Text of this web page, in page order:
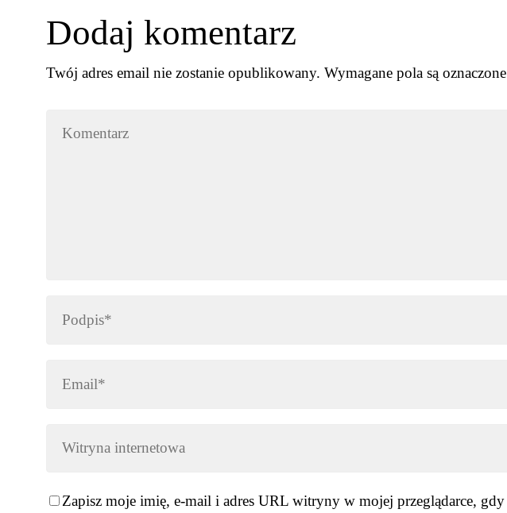
Dodaj komentarz
Twój adres email nie zostanie opublikowany. Wymagane pola są oznaczone
Zapisz moje imię, e-mail i adres URL witryny w mojej przeglądarce, gdy